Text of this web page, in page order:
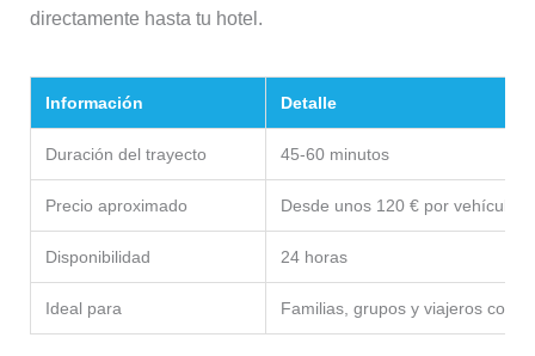
directamente hasta tu hotel.
Información Detalle
Duración del trayecto 45-60 minutos
Precio aproximado Desde unos 120 € por vehículo
Disponibilidad 24 horas
Ideal para Familias, grupos y viajeros con